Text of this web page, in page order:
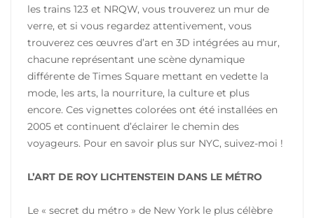
les trains 123 et NRQW, vous trouverez un mur de
verre, et si vous regardez attentivement, vous
trouverez ces œuvres d’art en 3D intégrées au mur,
chacune représentant une scène dynamique
différente de Times Square mettant en vedette la
mode, les arts, la nourriture, la culture et plus
encore. Ces vignettes colorées ont été installées en
2005 et continuent d’éclairer le chemin des
voyageurs. Pour en savoir plus sur NYC, suivez-moi !
L’ART DE ROY LICHTENSTEIN DANS LE MÉTRO
Le « secret du métro » de New York le plus célèbre